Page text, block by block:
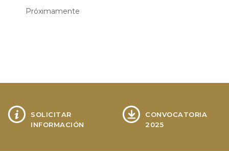
Próximamente
SOLICITAR
INFORMACIÓN
CONVOCATORIA
2025